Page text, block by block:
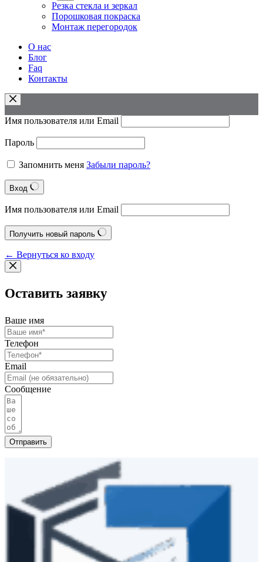
Резка стекла и зеркал
Порошковая покраска
Монтаж перегородок
О нас
Блог
Faq
Контакты
Имя пользователя или Email
Пароль
Запомнить меня Забыли пароль?
Вход
Имя пользователя или Email
Получить новый пароль
← Вернуться ко входу
Оставить заявку
Ваше имя
Телефон
Email
Сообщение
Отправить